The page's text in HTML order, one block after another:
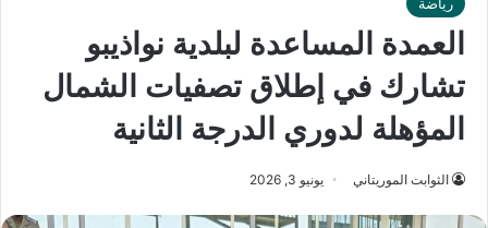
العمدة المساعدة لبلدية نواذيبو
تشارك في إطلاق تصفيات الشمال
المؤهلة لدوري الدرجة الثانية
الثوابت الموريتاني يونيو 3, 2026